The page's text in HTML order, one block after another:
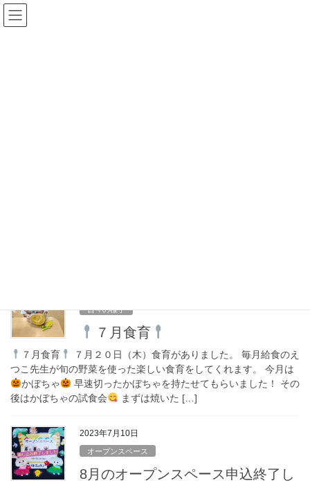
コ
ン
ナ
ビ
日々の様子
７月食育
７月食育
７月２０日（木）食育がありました。 毎月給食のえ
つこ先生が旬の野菜を使った楽しい食育をしてくれます。 今月は
かぼちゃ
早速切ったかぼちゃを持たせてもらいました！ その
後はかぼちゃの試食会
まずは焼いた […]
2023年7月10日
オープンスペース
8月のオープンスペース申込終了し